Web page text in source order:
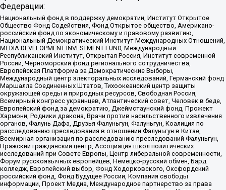
Федерации:
Национальный фонд в поддержку демократии, Институт Открытое
Общество Фонд Содействия, Фонд Открытое общество, Американо-
российский фонд по экономическому и правовому развитию,
Национальный Демократический Институт Международных Отношений,
MEDIA DEVELOPMENT INVESTMENT FUND, Международный
Республиканский Институт, Открытая Россия, Институт современной
России, Черноморский фонд регионального сотрудничества,
Европейская Платформа за Демократические Выборы,
Международный центр электоральных исследований, Германский фонд
Маршалла Соединенных Штатов, Тихоокеанский центр защиты
окружающей среды и природных ресурсов, Свободная Россия,
Всемирный конгресс украинцев, Атлантический совет, Человек в беде,
Европейский фонд за демократию, Джеймстаунский фонд, Прожект
Хармони, Родники дракона, Врачи против насильственного извлечения
органов, Фалунь Дафа, Друзья Фалуньгун, Фалуньгун, Коалиция по
расследованию преследования в отношении Фалуньгун в Китае,
Всемирная организация по расследованию преследований Фалуньгун,
Пражский гражданский центр, Ассоциация школ политических
исследований при Совете Европы, Центр либеральной современности,
Форум русскоязычных европейцев, Немецко-русский обмен, Бард
колледж, Европейский выбор, Фонд Ходорковского, Оксфордский
российский фонд, Фонд Будущее России, Компания свободы
информации, Проект Медиа, Международное партнерство за права